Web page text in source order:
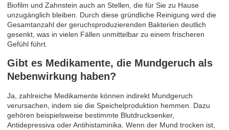
Biofilm und Zahnstein auch an Stellen, die für Sie zu Hause
unzugänglich bleiben. Durch diese gründliche Reinigung wird die
Gesamtanzahl der geruchsproduzierenden Bakterien deutlich
gesenkt, was in vielen Fällen unmittelbar zu einem frischeren
Gefühl führt.
Gibt es Medikamente, die Mundgeruch als
Nebenwirkung haben?
Ja, zahlreiche Medikamente können indirekt Mundgeruch
verursachen, indem sie die Speichelproduktion hemmen. Dazu
gehören beispielsweise bestimmte Blutdrucksenker,
Antidepressiva oder Antihistaminika. Wenn der Mund trocken ist,